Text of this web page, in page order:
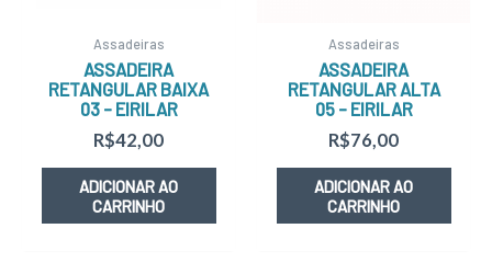
Assadeiras
ASSADEIRA
RETANGULAR BAIXA
03 – EIRILAR
R$42,00
ADICIONAR AO
CARRINHO
Assadeiras
ASSADEIRA
RETANGULAR ALTA
05 – EIRILAR
R$76,00
ADICIONAR AO
CARRINHO